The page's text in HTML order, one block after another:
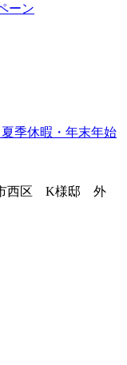
ーン
季休暇・年末年始
西区 K様邸 外